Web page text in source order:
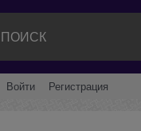
Войти Регистрация